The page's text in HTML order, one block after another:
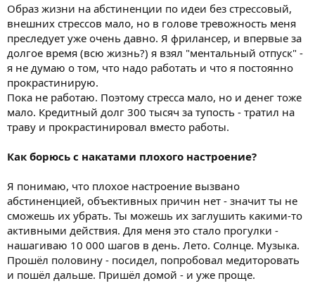
Образ жизни на абстиненции по идеи без стрессовый,
внешних стрессов мало, но в голове тревожность меня
преследует уже очень давно. Я фрилансер, и впервые за
долгое время (всю жизнь?) я взял "ментальный отпуск" -
я не думаю о том, что надо работать и что я постоянно
прокрастинирую.
Пока не работаю. Поэтому стресса мало, но и денег тоже
мало. Кредитный долг 300 тысяч за тупость - тратил на
траву и прокрастинировал вместо работы.
Как борюсь с накатами плохого настроение?
Я понимаю, что плохое настроение вызвано
абстиненцией, объективных причин нет - значит ты не
сможешь их убрать. Ты можешь их заглушить какими-то
активными действия. Для меня это стало прогулки -
нашагиваю 10 000 шагов в день. Лето. Солнце. Музыка.
Прошёл половину - посидел, попробовал медиторовать
и пошёл дальше. Пришёл домой - и уже проще.